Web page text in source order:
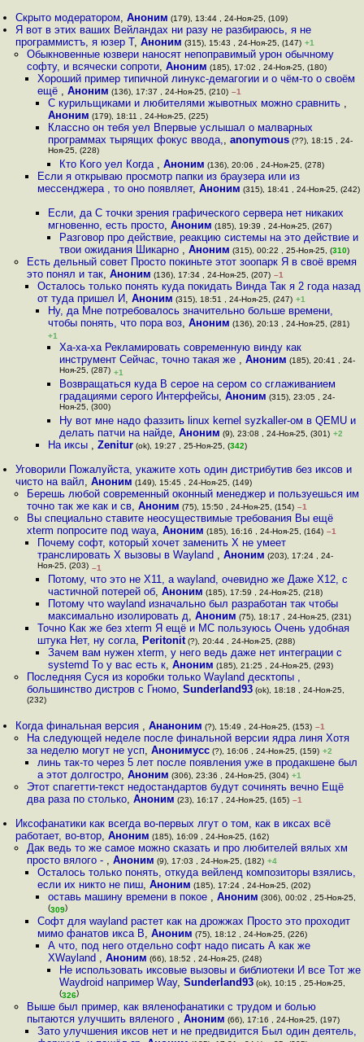
Скрыто модератором,Аноним (179), 13:44 , 24-Ноя-25, (109)
Я вот в этих ваших Вейландах ни разу не разбираюсь, я не
программистъ, я юзер Т,Аноним (315), 15:43 , 24-Ноя-25, (147) +1
Обыкновенные юзвери наносят непоправимый урон обычному
софту, и всячески сопроти, Аноним (185), 17:02 , 24-Ноя-25, (180)
Хороший пример типичной линукс-демагогии и о чём-то о своём
ещё , Аноним (136), 17:37 , 24-Ноя-25, (210) –1
С курильщиками и любителями жывотных можно сравнить ,
Аноним (179), 18:11 , 24-Ноя-25, (225)
Классно он тебя уел Впервые услышал о малварных
программах тырящих фокус ввода,,anonymous (??), 18:15 , 24-
Ноя-25, (228)
Кто Кого уел Когда , Аноним (136), 20:06 , 24-Ноя-25, (278)
Если я открываю просмотр папки из браузера или из
мессенджера , то оно появляет, Аноним (315), 18:41 , 24-Ноя-25, (242)
Если, да С точки зрения графического сервера нет никаких
мгновенно, есть просто,Аноним (185), 19:39 , 24-Ноя-25, (267)
Разговор про действие, реакцию системы на это действие и
твои ожидания Шикарно , Аноним (315), 00:22 , 25-Ноя-25, (310)
Есть дельный совет Просто покиньте этот зоопарк Я в своё время
это понял и так, Аноним (136), 17:34 , 24-Ноя-25, (207) –1
Осталось только понять куда покидать Винда Так я 2 года назад
от туда пришел И, Аноним (315), 18:51 , 24-Ноя-25, (247) +1
Ну, да Мне потребовалось значительно больше времени,
чтобы понять, что пора воз,Аноним (136), 20:13 , 24-Ноя-25, (281)
+1
Ха-ха-ха Рекламировать современную винду как
инструмент Сейчас, точно такая же , Аноним (185), 20:41 , 24-
Ноя-25, (287) +1
Возвращаться куда В серое на сером со сглаживанием
градациями серого Интерфейсы, Аноним (315), 23:05 , 24-
Ноя-25, (300)
Ну вот мне надо фаззить linux kernel syzkaller-ом в QEMU и
делать патчи на найде, Аноним (9), 23:08 , 24-Ноя-25, (301) +2
На иксы ,Zenitur (ok), 19:27 , 25-Ноя-25, (342)
Уговорили Пожалуйста, укажите хоть один дистрибутив без иксов и
чисто на вайл,Аноним (149), 15:45 , 24-Ноя-25, (149)
Берешь любой современный оконный менеджер и пользуешься им
точно так же как и св, Аноним (75), 15:50 , 24-Ноя-25, (154) –1
Вы специально ставите неосуществимые требования Вы ещё
xterm попросите под waya, Аноним (185), 16:16 , 24-Ноя-25, (164) –1
Почему софт, который хочет заменить X не умеет
транслировать X вызовы в Wayland , Аноним (203), 17:24 , 24-
Ноя-25, (203) –1
Потому, что это не X11, а wayland, очевидно же Даже X12, с
частичной потерей об,Аноним (185), 17:59 , 24-Ноя-25, (218)
Потому что wayland изначально был разработан так чтобы
максимально изолировать д,Аноним (75), 18:17 , 24-Ноя-25, (231)
Точно Как же без xterm Я ещё и MC пользуюсь Очень удобная
штука Нет, ну согла, Peritonit(?), 20:44 , 24-Ноя-25, (288)
Зачем вам нужен xterm, у него ведь даже нет интеграции с
systemd То у вас есть к,Аноним (185), 21:25 , 24-Ноя-25, (293)
Последняя Суся из коробки только Wayland десктопы ,
большинство дистров с Гномо, Sunderland93(ok), 18:18 , 24-Ноя-25,
(232)
Когда финальная версия ,Ананоним (?), 15:49 , 24-Ноя-25, (153) –1
На следующей неделе после финальной версии ядра линя Хотя
за неделю могут не усп, Анонимусс(?), 16:06 , 24-Ноя-25, (159) +2
линь так-то через 5 лет после появления уже в продакшене был
а этот долгостро, Аноним (306), 23:36 , 24-Ноя-25, (304) +1
Этот спагетти-текст недостандартов будут сочинять вечно Ещё
два раза по столько, Аноним (23), 16:17 , 24-Ноя-25, (165) –1
Иксофанатики как всегда во-первых лгут о том, как в иксах всё
работает, во-втор,Аноним (185), 16:09 , 24-Ноя-25, (162)
Дак ведь то же самое можно сказать и про любителей вялых хм
просто вялого - , Аноним (9), 17:03 , 24-Ноя-25, (182) +4
Осталось только понять, откуда вейленд композиторы взялись,
если их никто не пиш, Аноним (185), 17:24 , 24-Ноя-25, (202)
оставь машину времени в покое ,Аноним (306), 00:02 , 25-Ноя-25,
(309)
Софт для wayland растет как на дрожжах Просто это проходит
мимо фанатов икса В, Аноним (75), 18:12 , 24-Ноя-25, (226)
А что, под него отдельно софт надо писать А как же
XWayland ,Аноним (66), 18:52 , 24-Ноя-25, (248)
Не использовать иксовые вызовы и библиотеки И все Тот же
Waydroid например Way, Sunderland93(ok), 10:15 , 25-Ноя-25,
(326)
Выше был пример, как вяленофанатики с трудом и болью
пытаются улучшить вяленого , Аноним (66), 17:16 , 24-Ноя-25, (197)
Зато улучшения иксов нет и не предвидится Был один деятель,